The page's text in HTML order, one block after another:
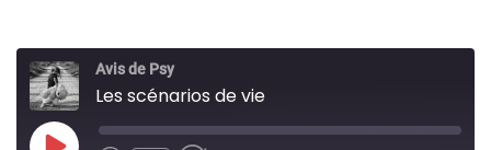
Avis de Psy
Les scénarios de vie